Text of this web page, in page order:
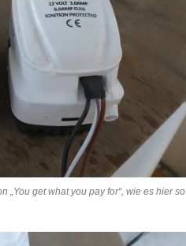
„You get what you pay for“, wie es hier so